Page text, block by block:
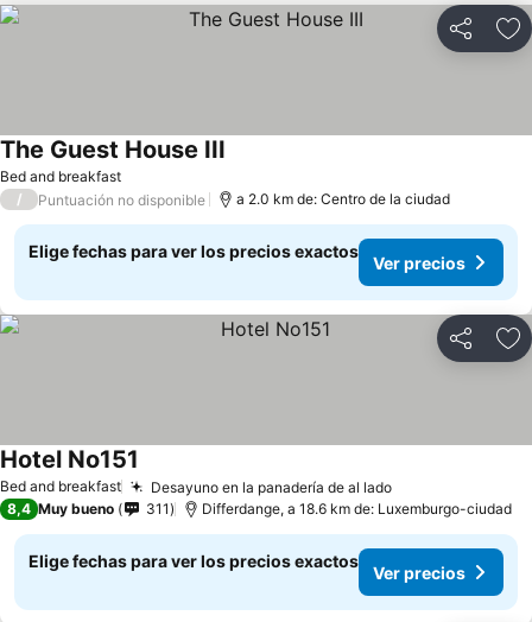
Compartir
Bed and breakfast
The Guest House III
/ Puntuación no disponible a 2.0 km de: Centro de la ciudad
Elige fechas para ver los precios exactos
Ver precios
Compartir
Bed and breakfast Desayuno en la panadería de al lado
Hotel No151
8,4 Muy bueno 311 Differdange, a 18.6 km de: Luxemburgo-ciudad
Elige fechas para ver los precios exactos
Ver precios